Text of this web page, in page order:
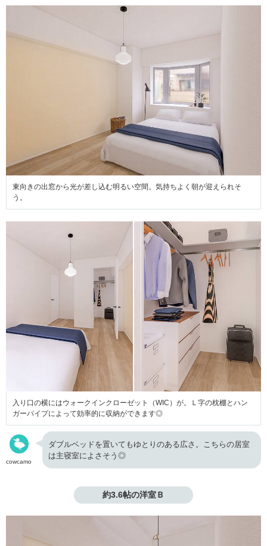
東向きの出窓から光が差し込む明るい空間。気持ちよく朝が迎えられそ
う。
入り口の横にはウォークインクローゼット（WIC）が。Ｌ字の枕棚とハン
ガーパイプによって効率的に収納ができます◎
cowcamo
ダブルベッドを置いてもゆとりのある広さ。こちらの居室
は主寝室によさそう◎
約3.6帖の洋室Ｂ